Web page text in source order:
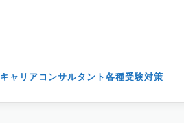
キャリアコンサルタント各種受験対策